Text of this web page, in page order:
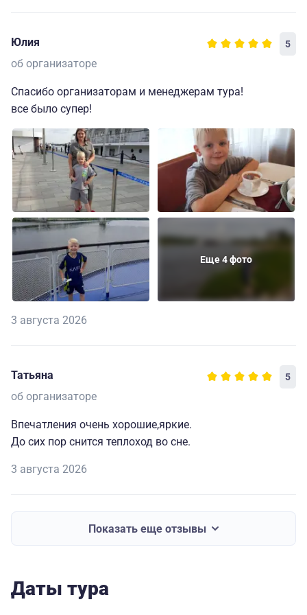
Юлия 5
об организаторе
Спасибо организаторам и менеджерам тура!
все было супер!
Еще 4 фото
3 августа 2026
Татьяна 5
об организаторе
Впечатления очень хорошие,яркие.
До сих пор снится теплоход во сне.
3 августа 2026
Показать еще отзывы
Даты тура